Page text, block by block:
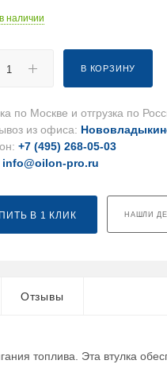
наличии
В КОРЗИНУ
по Москве и отгрузка по
из офиса:
+7 (495) 268-05-03
info@oilon-pro.ru
В 1 КЛИК НАШЛИ
Отзывы
топлива. Эта втулка